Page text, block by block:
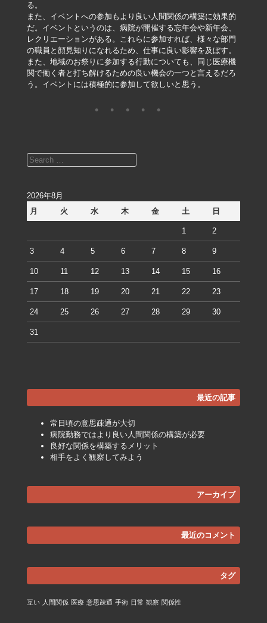
る。
また、イベントへの参加もより良い人間関係の構築に効果的
だ。イベントというのは、病院が開催する忘年会や新年会、
レクリエーションがある。これらに参加すれば、様々な部門
の職員と顔見知りになれるため、仕事に良い影響を及ぼす。
また、地域のお祭りに参加する行動についても、同じ医療機
関で働く者と打ち解けるための良い機会の一つと言えるだろ
う。イベントには積極的に参加して欲しいと思う。
Search
2026年8月
月
火 水 木 金 土 日
1 2
3 4 5 6 7 8 9
10 11 12 13 14 15 16
17 18 19 20 21 22 23
24 25 26 27 28 29 30
31
最近の記事
常日頃の意思疎通が大切
病院勤務ではより良い人間関係の構築が必要
良好な関係を構築するメリット
相手をよく観察してみよう
アーカイブ
最近のコメント
タグ
互い 人間関係 医療 意思疎通 手術 日常 観察 関係性